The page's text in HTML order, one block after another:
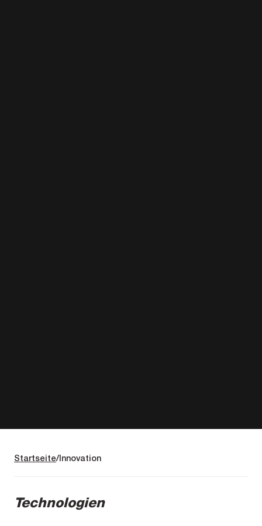
Startseite Innovation
Technologien